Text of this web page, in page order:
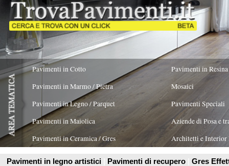
Pavimenti in Cotto
Pavimenti in Marmo / Pietra
Pavimenti in Legno / Parquet
Pavimenti in Ceramica / Gres
Pavimenti in Resina
Pavimenti Speciali
Aziende di Posa e trattamento Pavimenti
Architetti e Interior Design
Pavimenti in legno artistici | Pavimenti di recupero | Gres Effetto Legno
Liuni SpA